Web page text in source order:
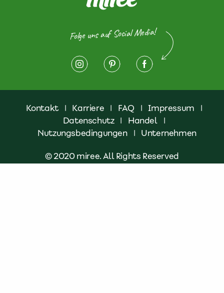
Folge uns auf Social Media!
Kontakt | Karriere | FAQ | Impressum
|
Datenschutz | Handel
|
Nutzungsbedingungen
| Unternehmen
© 2020 miree. All Rights Reserved